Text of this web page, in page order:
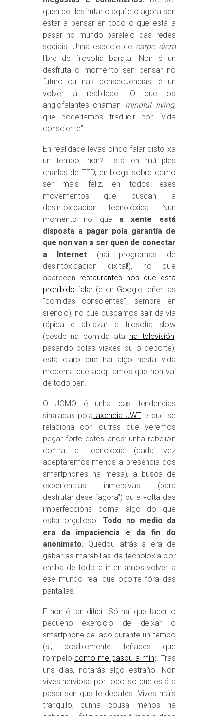
quen de desfrutar o aquí e o agora sen
estar a pensar en todo o que está a
pasar no mundo paralelo das redes
sociais. Unha especie de carpe diem
libre de filosofía barata. Non é un
desfruta o momento sen pensar no
futuro ou nas consecuencias, é un
volver á realidade. O que os
anglofalantes chaman mindful living,
que poderíamos traducir por “vida
consciente”.
En realidade levas oíndo falar disto xa
un tempo, non? Está en múltiples
charlas de TED, en blogs sobre como
ser máis feliz, en todos eses
movementos que buscan a
desintoxicación tecnolóxica. Nun
momento no que a xente está
disposta a pagar pola garantía de
que non van a ser quen de conectar
a Internet (hai programas de
desintoxicación dixital!), no que
aparecen restaurantes nos que está
prohibido falar(e en Google teñen as
“comidas conscientes”, sempre en
silencio), no que buscamos saír da vía
rápida e abrazar a filosofía slow
(desde na comida ata na televisión,
pasando polas viaxes ou o deporte),
está claro que hai algo nesta vida
moderna que adoptamos que non vai
de todo ben.
O JOMO é unha das tendencias
sinaladas pola axencia JWT e que se
relaciona con outras que veremos
pegar forte estes anos: unha rebelión
contra a tecnoloxía (cada vez
aceptaremos menos a presencia dos
smartphones na mesa), a busca de
experiencias inmersivas (para
desfrutar dese “agora”) ou a volta das
imperfeccións coma algo do que
estar orgulloso.Todo no medio da
era da impaciencia e da fin do
anonimato. Quedou atrás a era de
gabar as marabillas da tecnoloxía por
enriba de todo e intentamos volver a
ese mundo real que ocorre fóra das
pantallas.
E non é tan difícil. Só hai que facer o
pequeno exercicio de deixar o
smartphone de lado durante un tempo
(si, posiblemente teñades que
rompelo como me pasou a min). Tras
uns días, notarás algo estraño. Non
vives nervioso por todo iso que está a
pasar sen que te decates. Vives máis
tranquilo, cunha cousa menos na